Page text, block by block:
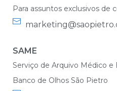
Para assuntos exclusivos de
SAME
Serviço de Arquivo Médico
Banco de Olhos São Pietro